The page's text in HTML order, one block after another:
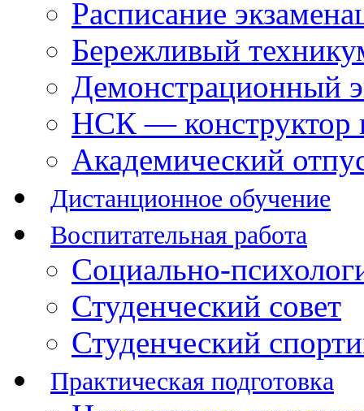
Расписание
Бережливый
Демонстрационный
НСК — конструктор
Академический
Дистанционное обучение
Воспитательная работа
Социально-
Студенческий совет
Студенческий
Практическая подготовка